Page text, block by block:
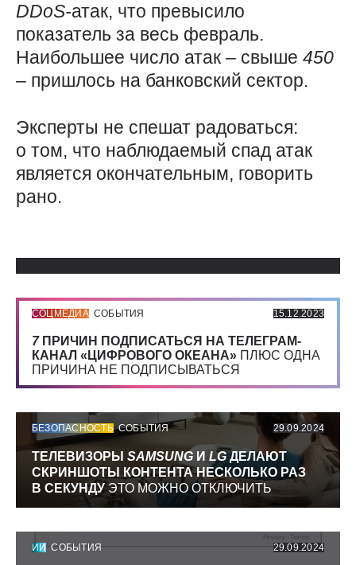
DDoS-атак, что превысило
показатель за весь февраль.
Наибольшее число атак – свыше 450
– пришлось на банковский сектор.
Эксперты не спешат радоваться:
о том, что наблюдаемый спад атак
является окончательным, говорить
рано.
СОЦМЕДИА СОБЫТИЯ 15.12.2023
7 ПРИЧИН ПОДПИСАТЬСЯ НА ТЕЛЕГРАМ-
КАНАЛ «ЦИФРОВОГО ОКЕАНА» ПЛЮС ОДНА
ПРИЧИНА НЕ ПОДПИСЫВАТЬСЯ
БЕЗОПАСНОСТЬ СОБЫТИЯ 29.09.2024
ТЕЛЕВИЗОРЫ SAMSUNG И LGДЕЛАЮТ
СКРИНШОТЫ КОНТЕНТА НЕСКОЛЬКО РАЗ
В СЕКУНДУЭТО МОЖНО ОТКЛЮЧИТЬ
ИИ СОБЫТИЯ 29.09.2024